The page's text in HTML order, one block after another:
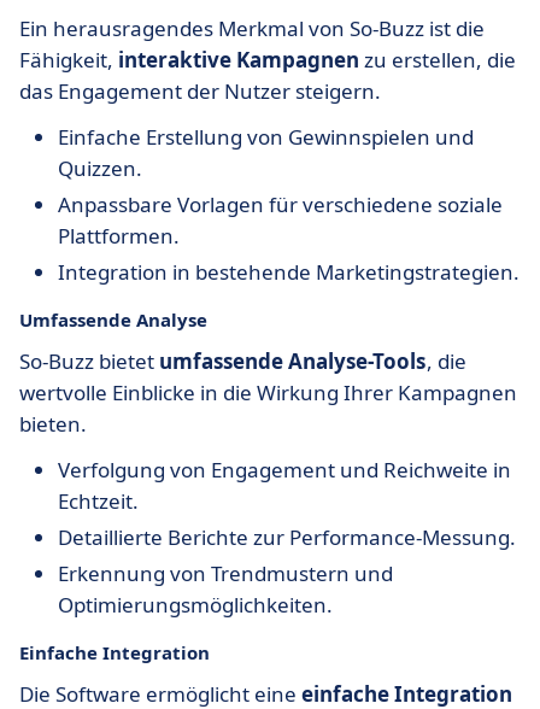
Ein herausragendes Merkmal von So-Buzz ist die
Fähigkeit, interaktive Kampagnen zu erstellen, die
das Engagement der Nutzer steigern.
Einfache Erstellung von Gewinnspielen und
Quizzen.
Anpassbare Vorlagen für verschiedene soziale
Plattformen.
Integration in bestehende Marketingstrategien.
Umfassende Analyse
So-Buzz bietet umfassende Analyse-Tools, die
wertvolle Einblicke in die Wirkung Ihrer Kampagnen
bieten.
Verfolgung von Engagement und Reichweite in
Echtzeit.
Detaillierte Berichte zur Performance-Messung.
Erkennung von Trendmustern und
Optimierungsmöglichkeiten.
Einfache Integration
Die Software ermöglicht eine einfache Integration